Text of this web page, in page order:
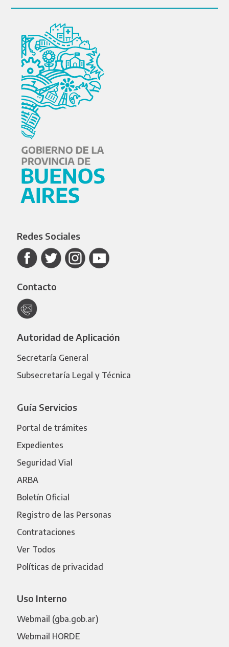
Redes Sociales
Contacto
Autoridad de Aplicación
Secretaría General
Subsecretaría Legal y Técnica
Guía Servicios
Portal de trámites
Expedientes
Seguridad Vial
ARBA
Boletín Oficial
Registro de las Personas
Contrataciones
Ver Todos
Políticas de privacidad
Uso Interno
Webmail (gba.gob.ar)
Webmail HORDE